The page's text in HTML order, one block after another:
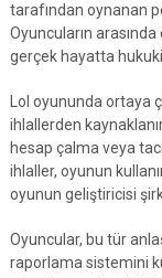
tarafından oynanan
Oyuncuların
gerçek hayatta
Lol oyununda ortaya
ihlallerden
hesap çalma veya
ihlaller, oyunun
oyunun geliştiricisi
Oyuncular, bu tür
raporlama sistemini